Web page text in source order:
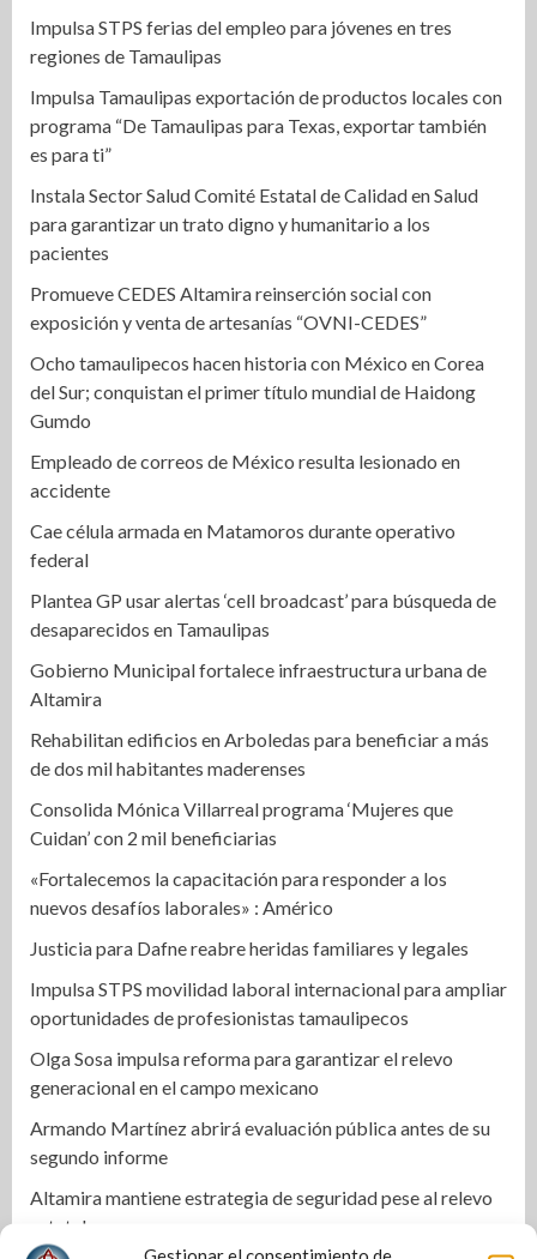
Gestionar el consentimiento de
Impulsa STPS ferias del empleo para jóvenes en tres
regiones de Tamaulipas
Impulsa Tamaulipas exportación de productos locales con
programa “De Tamaulipas para Texas, exportar también
es para ti”
Instala Sector Salud Comité Estatal de Calidad en Salud
para garantizar un trato digno y humanitario a los
pacientes
Promueve CEDES Altamira reinserción social con
exposición y venta de artesanías “OVNI-CEDES”
Ocho tamaulipecos hacen historia con México en Corea
del Sur; conquistan el primer título mundial de Haidong
Gumdo
Empleado de correos de México resulta lesionado en
accidente
Cae célula armada en Matamoros durante operativo
federal
Plantea GP usar alertas ‘cell broadcast’ para búsqueda de
desaparecidos en Tamaulipas
Gobierno Municipal fortalece infraestructura urbana de
Altamira
Rehabilitan edificios en Arboledas para beneficiar a más
de dos mil habitantes maderenses
Consolida Mónica Villarreal programa ‘Mujeres que
Cuidan’ con 2 mil beneficiarias
«Fortalecemos la capacitación para responder a los
nuevos desafíos laborales» : Américo
Justicia para Dafne reabre heridas familiares y legales
Impulsa STPS movilidad laboral internacional para ampliar
oportunidades de profesionistas tamaulipecos
Olga Sosa impulsa reforma para garantizar el relevo
generacional en el campo mexicano
Armando Martínez abrirá evaluación pública antes de su
segundo informe
Altamira mantiene estrategia de seguridad pese al relevo
estatal